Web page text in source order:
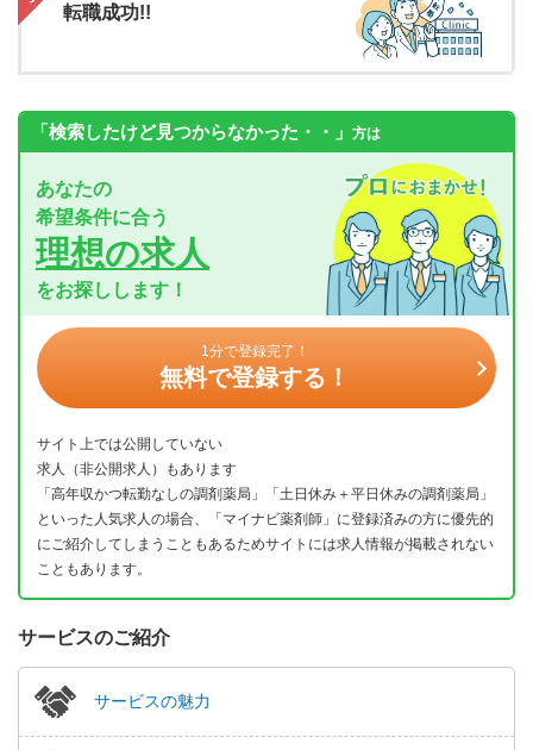
転職成功!!
「検索したけど見つからなかった・・」 方は
あなたの
希望条件に合う
理想の求人
をお探しします！
1分で登録完了！
無料で登録する！
サイト上では公開していない
求人（非公開求人）もあります
「高年収かつ転勤なしの調剤薬局」「土日休み＋平日休みの調剤薬局」
といった人気求人の場合、「マイナビ薬剤師」に登録済みの方に優先的
にご紹介してしまうこともあるためサイトには求人情報が掲載されない
こともあります。
サービスのご紹介
サービスの魅力